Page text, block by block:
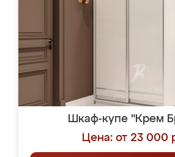
Шкаф-купе "Крем
Цена: от 23 000